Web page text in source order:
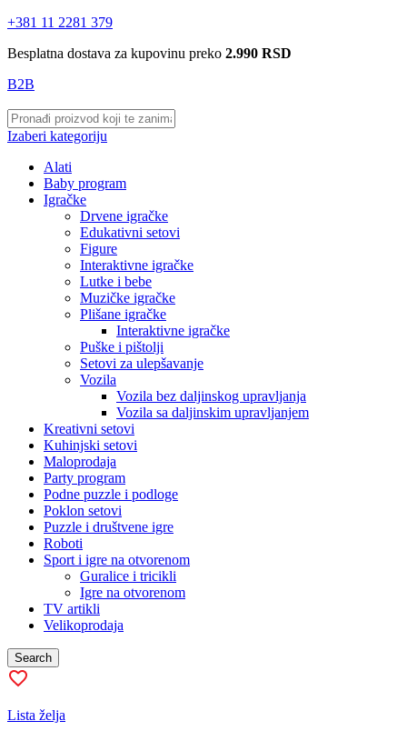
+381 11 2281 379
Besplatna dostava za kupovinu preko 2.990 RSD
B2B
Izaberi kategoriju
Alati
Baby program
Igračke
Drvene igračke
Edukativni setovi
Figure
Interaktivne igračke
Lutke i bebe
Muzičke igračke
Plišane igračke
Interaktivne igračke
Puške i pištolji
Setovi za ulepšavanje
Vozila
Vozila bez daljinskog upravljanja
Vozila sa daljinskim upravljanjem
Kreativni setovi
Kuhinjski setovi
Maloprodaja
Party program
Podne puzzle i podloge
Poklon setovi
Puzzle i društvene igre
Roboti
Sport i igre na otvorenom
Guralice i tricikli
Igre na otvorenom
TV artikli
Velikoprodaja
Search
Lista želja